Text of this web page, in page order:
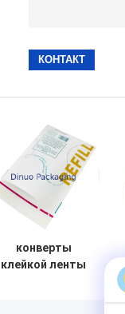
конверты
клейкой ленты